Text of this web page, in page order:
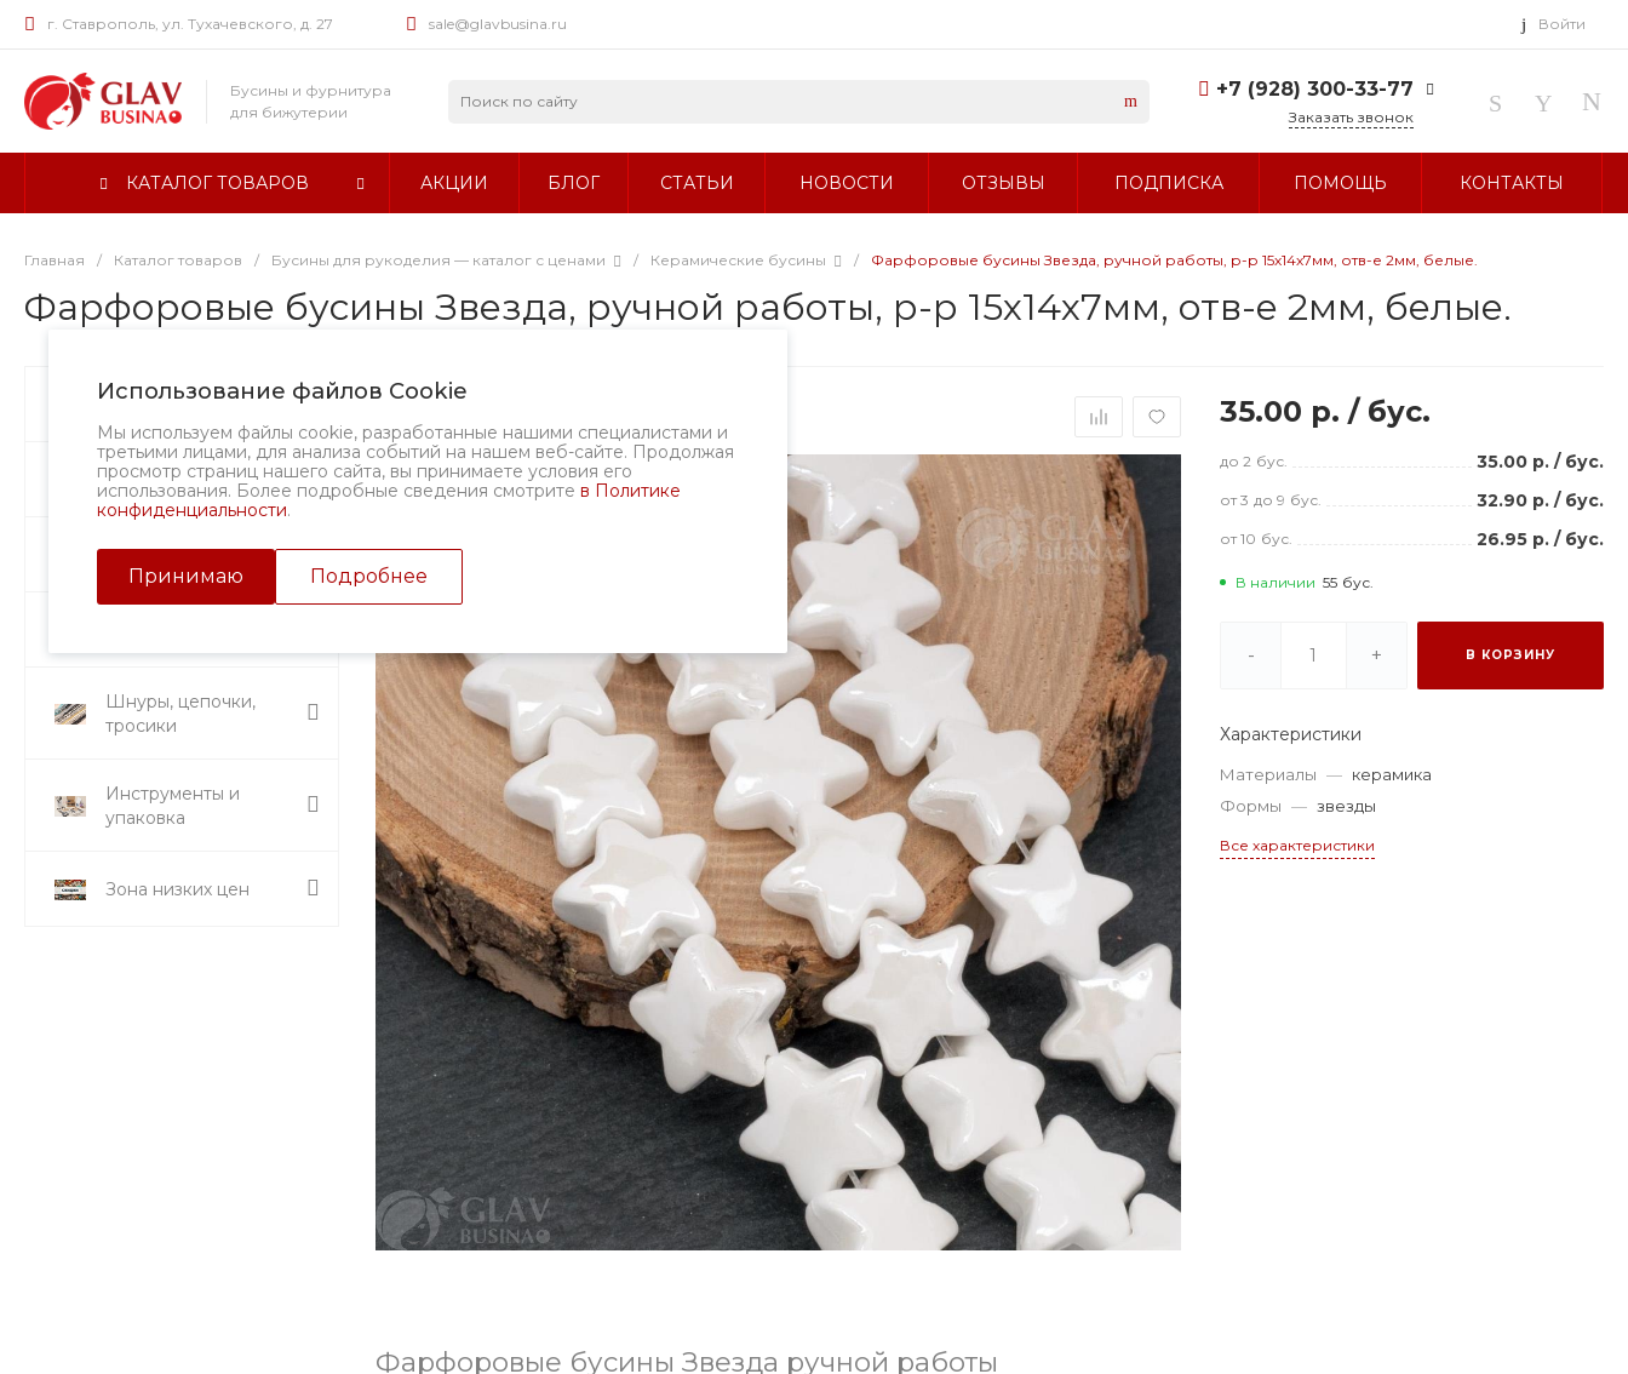
г. Ставрополь, ул. Тухачевского, д. 27 sale@glavbusina.ru Войти
Бусины и фурнитура
для бижутерии
+7 (928) 300-33-77
г. Ставрополь, ул.
sale@glavbusina.ru
Заказать звонок
КАТАЛОГ ТОВАРОВ АКЦИИ БЛОГ СТАТЬИ НОВОСТИ ОТЗЫВЫ ПОДПИСКА ПОМОЩЬ КОНТАКТЫ
Главная / Каталог товаров / Бусины для рукоделия — каталог с ценами / Керамические бусины / Фарфоровые бусины Звезда, ручной работы, р-р 15х14х7мм, отв-е 2мм, белые.
Фарфоровые бусины Звезда, ручной работы, р-р 15х14х7мм, отв-е 2мм, белые.
Использование файлов Cookie
Мы используем файлы cookie, разработанные нашими специалистами и
третьими лицами, для анализа событий на нашем веб-сайте. Продолжая
просмотр страниц нашего сайта, вы принимаете условия его
использования. Более подробные сведения смотрите в Политике
конфиденциальности.
Принимаю Подробнее
Бусины
Фурнитура
Подвески и кулоны
Шнуры, цепочки,
тросики
Инструменты и
упаковка
Зона низких цен
35.00 р./ бус.
до 2 бус. 35.00 р. / бус.
от 3 до 9 бус. 32.90 р. / бус.
от 10 бус. 26.95 р. / бус.
В наличии 55 бус.
- + В КОРЗИНУ
Характеристики
Материалы — керамика
Формы — звезды
Все характеристики
Фарфоровые бусины Звезда ручной работы